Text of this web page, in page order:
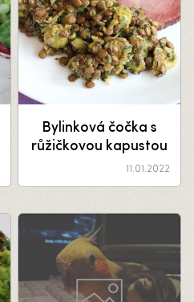
Bylinková čočka s
růžičkovou kapustou
11.01.2022